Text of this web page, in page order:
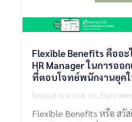
Flexible Benefits คืออ
HR Manager ในการออ
ที่ตอบโจทย์พนักงานยุค
โดย itcat itcat | ก.ค. 30, 2026| บทค
Flexible Benefits หรือ สวั